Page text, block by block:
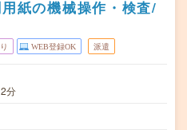
紙の機械操作・検査/
WEB登録OK 派遣
分